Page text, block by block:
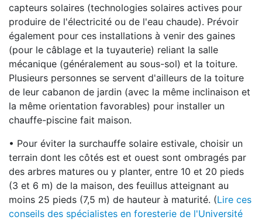
capteurs solaires (technologies solaires actives pour
produire de l'électricité ou de l'eau chaude). Prévoir
également pour ces installations à venir des gaines
(pour le câblage et la tuyauterie) reliant la salle
mécanique (généralement au sous-sol) et la toiture.
Plusieurs personnes se servent d'ailleurs de la toiture
de leur cabanon de jardin (avec la même inclinaison et
la même orientation favorables) pour installer un
chauffe-piscine fait maison.
• Pour éviter la surchauffe solaire estivale, choisir un
terrain dont les côtés est et ouest sont ombragés par
des arbres matures ou y planter, entre 10 et 20 pieds
(3 et 6 m) de la maison, des feuillus atteignant au
moins 25 pieds (7,5 m) de hauteur à maturité. (Lire ces
conseils des spécialistes en foresterie de l'Université